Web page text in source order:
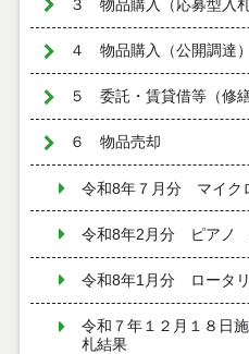
３ 物品購入（応募型入札
４ 物品購入（公開調達）
５ 委託・賃貸借等（修繕
６ 物品売却
令和8年７月分 マイク
令和8年2月分 ピアノ
令和8年1月分 ロータ
令和７年１２月１８
札結果